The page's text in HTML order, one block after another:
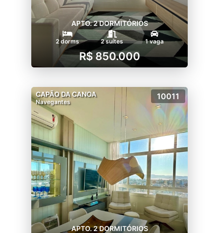
APTO. 2 DORMITÓRIOS
2 dorms 2 suítes 1 vaga
R$ 850.000
CAPÃO DA CANOA
Navegantes
10011
APTO. 2 DORMITÓRIOS